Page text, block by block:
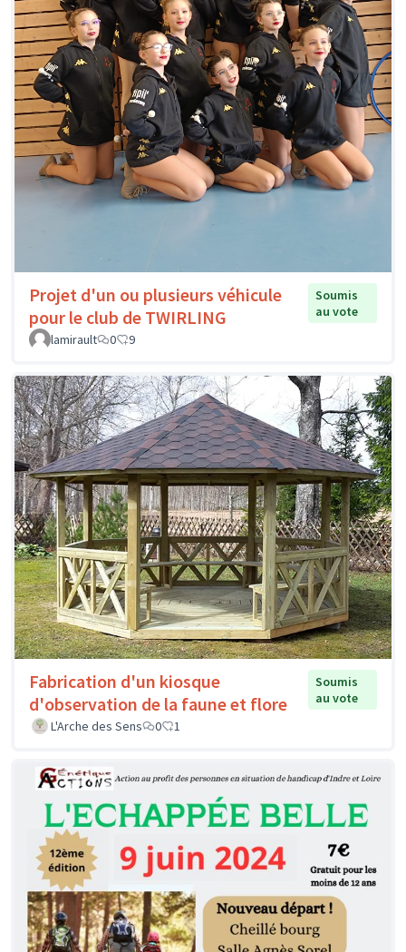
Projet d'un ou plusieurs véhicule
pour le club de TWIRLING
Soumis
au vote
lamirault
0 9
Fabrication d'un kiosque
d'observation de la faune et flore
Soumis
au vote
L'Arche des Sens
0 1